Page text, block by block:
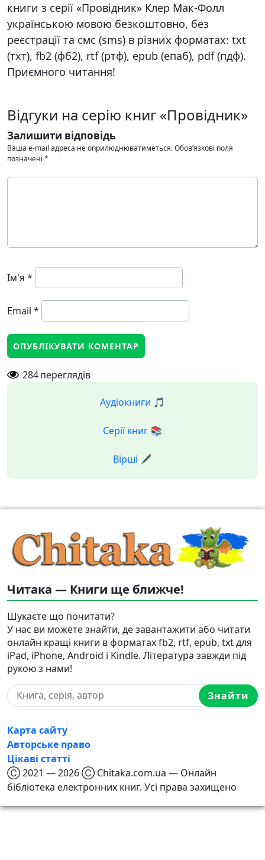
книги з серії «Провідник» Клер Мак-Фолл
українською мовою безкоштовно, без
реєстрації та смс (sms) в різних форматах: txt
(тхт), fb2 (фб2), rtf (ртф), epub (епаб), pdf (пдф).
Приємного читання!
Відгуки на серію книг «Провідник»
Залишити відповідь
Ваша e-mail адреса не оприлюднюватиметься.Обов’язкові поля
позначені *
Ім'я *
Email *
284переглядів
Аудіокниги 🎵
Серії книг 📚
Вірші 🖋️
Читака — Книги ще ближче!
Шукаєте що почитати?
У нас ви можете знайти, де завантажити або читати
онлайн кращі книги в форматах fb2, rtf, epub, txt для
iPad, iPhone, Android і Kindle. Література завжди під
рукою з нами!
Знайти
Карта сайту
Авторське право
Цікаві статті
Ⓒ 2021 — 2026 Ⓒ Chitaka.com.ua — Онлайн
бібліотека електронних книг. Усі права захищено